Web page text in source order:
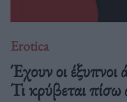
Erotica
Έχουν οι
Τι κρύβεται